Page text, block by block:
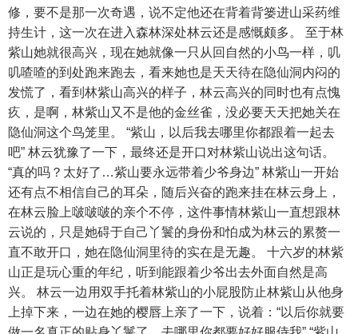
修，要不是那一次奇遇，说不定他还在背着背篓进山采药维
持生计，这一次在进入森林深处林云还是感慨颇多。 至于林
紫山她就很高兴，现在她就像一只从回自然的小鸟一样，叽
叽喳喳的到处跑来跑去，看来她也是天天待在隐仙洞内闷的
发慌了，看到林紫山高兴的样子，林云高兴的同时也有点愧
疚，是啊，林紫山又不是他的金丝雀，没必要天天把她关在
隐仙洞这个鸟笼里。 “紫山，以后我去哪里你都跟着一起去
吧” 林云犹豫了一下，最终还是开口对林紫山说出这句话。
“真的吗？太好了…紫山要永远带着少爷身边” 林紫山一开始
还有点不相信自己的耳朵，随后兴奋的跑来挂在林云身上，
在林云脸上啵啵啵的亲个不停，这件事情林紫山一直想跟林
云说的，只是她碍于自己丫鬟的身份和怕成为林云的累赘一
直不敢开口，她在隐仙洞里待的实在是无趣。 十六岁的林紫
山正是玩心重的年纪，听到能跟着少爷出去外面自然是高
兴。 林云一边用双手托着林紫山的小屁股防止林紫山从他身
上掉下来，一边在她的樱唇上亲了一下，说着：“以后你就要